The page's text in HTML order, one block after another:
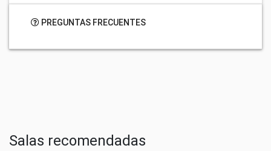
PREGUNTAS FRECUENTES
Salas recomendadas